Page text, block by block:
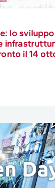
lo
il 14